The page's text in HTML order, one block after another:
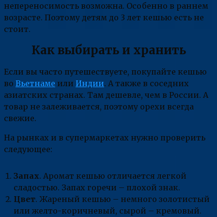
непереносимость возможна. Особенно в раннем
возрасте. Поэтому детям до 3 лет кешью есть не
стоит.
Как выбирать и хранить
Если вы часто путешествуете, покупайте кешью
во Вьетнаме или Индии. А также в соседних
азиатских странах. Там дешевле, чем в России. А
товар не залеживается, поэтому орехи всегда
свежие.
На рынках и в супермаркетах нужно проверить
следующее:
Запах. Аромат кешью отличается легкой
сладостью. Запах горечи – плохой знак.
Цвет. Жареный кешью – немного золотистый
или желто-коричневый, сырой – кремовый.